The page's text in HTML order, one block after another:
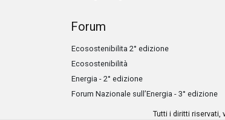
Forum
Ecosostenibilita 2° edizione
Ecosostenibilità
Energia - 2° edizione
Forum Nazionale sull’Energia - 3° edizione
Tutti i diritti riservati,